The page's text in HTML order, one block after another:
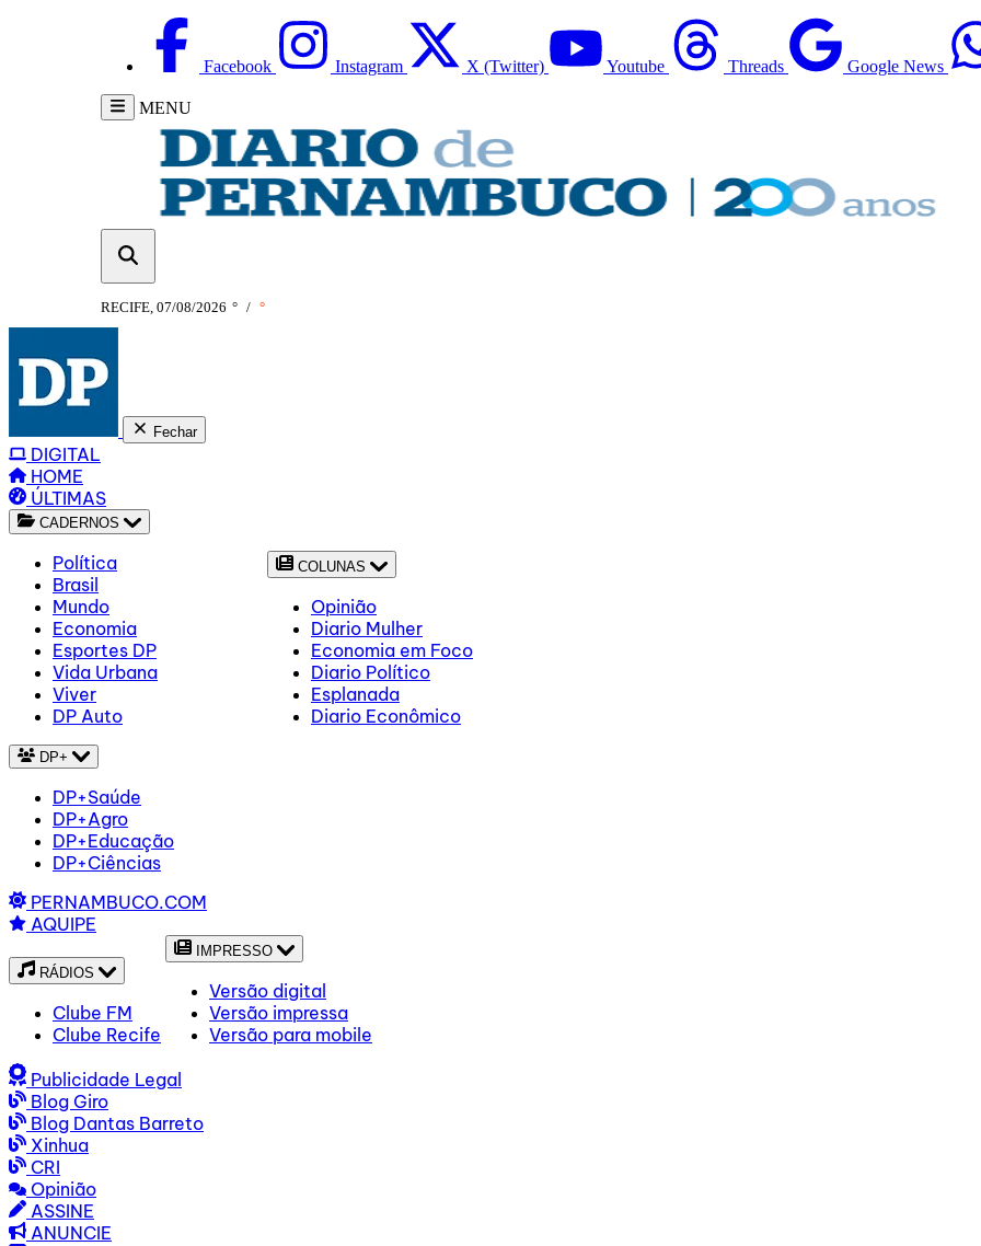
Facebook Instagram X (Twitter) Youtube Threads Google News
MENU
RECIFE, 07/08/2026 ° / °
Fechar
DIGITAL
HOME
ÚLTIMAS
CADERNOS
Política
Brasil
Mundo
Economia
Esportes DP
Vida Urbana
Viver
DP Auto
COLUNAS
Opinião
Diario Mulher
Economia em Foco
Diario Político
Esplanada
Diario Econômico
DP+
DP+Saúde
DP+Agro
DP+Educação
DP+Ciências
PERNAMBUCO.COM
AQUIPE
RÁDIOS
Clube FM
Clube Recife
IMPRESSO
Versão digital
Versão impressa
Versão para mobile
Publicidade Legal
Blog Giro
Blog Dantas Barreto
Xinhua
CRI
Opinião
ASSINE
ANUNCIE